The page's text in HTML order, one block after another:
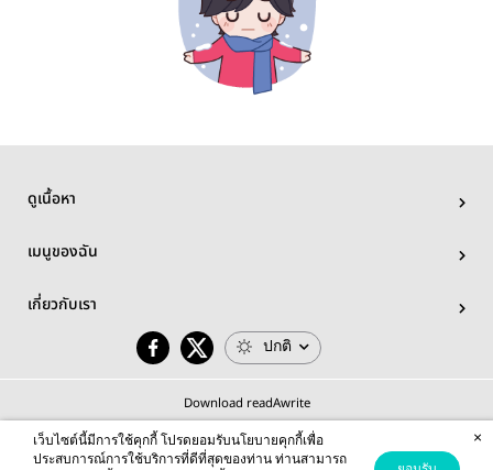
ดูเนื้อหา
เมนูของฉัน
เกี่ยวกับเรา
ปกติ
Download readAwrite
เว็บไซต์นี้มีการใช้คุกกี้ โปรดยอมรับนโยบายคุกกี้เพื่อ
ประสบการณ์การใช้บริการที่ดีที่สุดของท่าน ท่านสามารถ
×